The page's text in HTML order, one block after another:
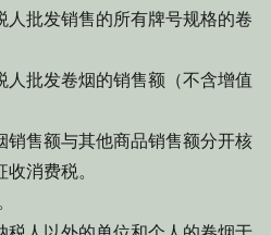
批发销售的所有牌号规格的卷
批发卷烟的销售额（不含增值
售额与其他商品销售额分开核
消费税。